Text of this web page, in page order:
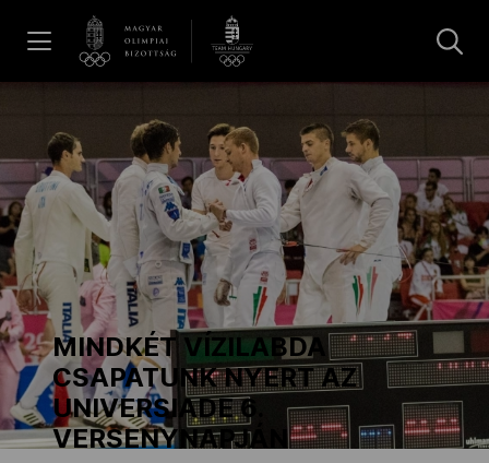
Galéria
Dakar 2026
Los Angeles 2028
MOB
MINDKÉT VÍZILABDA
CSAPATUNK NYERT AZ
UNIVERSIADE 6.
VERSENYNAPJÁN